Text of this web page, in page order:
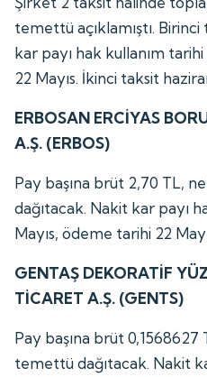
temettü açıklamıştı.
kar payı hak kullanım
22 Mayıs. İkinci taksit
ERBOSAN ERCİYAS
A.Ş. (ERBOS)
Pay başına brüt 2,70 TL,
dağıtacak. Nakit kar payı
Mayıs, ödeme tarihi 22
GENTAŞ DEKORATİF
TİCARET A.Ş. (GENTS)
Pay başına brüt 0,1568627
temettü dağıtacak. Nakit